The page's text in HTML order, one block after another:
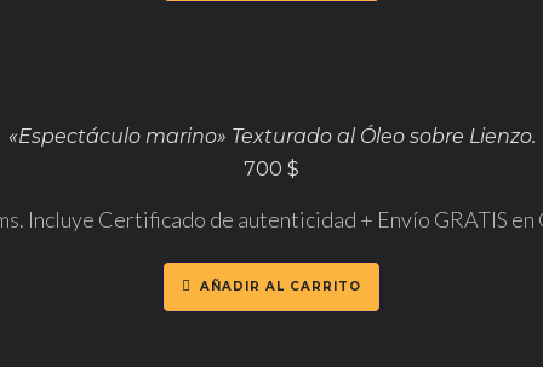
«Espectáculo marino» Texturado al Óleo sobre Lienzo.
700 $
Incluye Certificado de autenticidad + Envío GRATIS en
AÑADIR AL CARRITO